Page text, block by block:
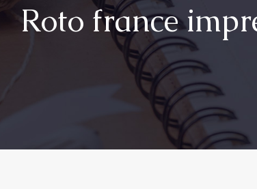
Roto france